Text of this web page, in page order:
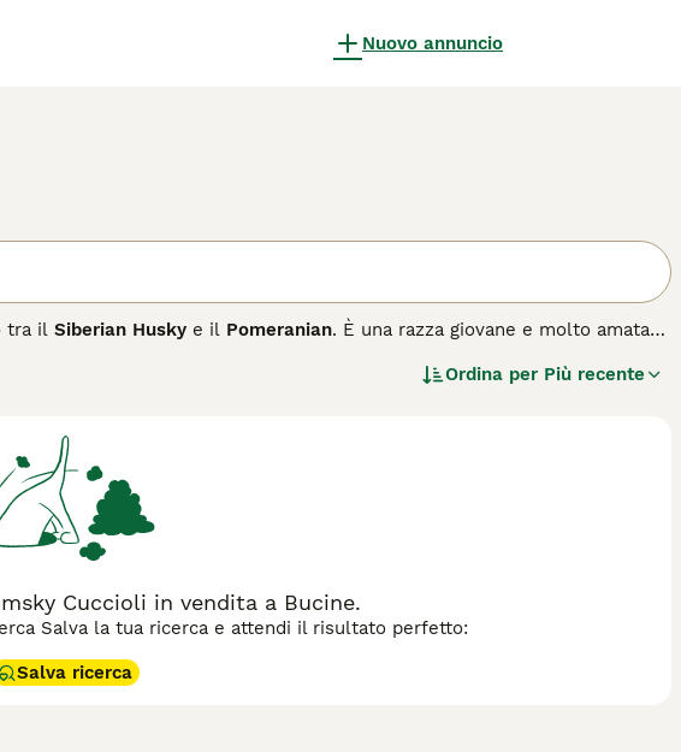
Nuovo annuncio
tra il Siberian Husky e il Pomeranian. È una razza giovane e molto amata
un mantello doppio, spesso e morbido, che può variare dal corto al lungo,
e affettuoso, perfetto per famiglie con bambini più grandi o adulti. È
fisico e mentale. Questa razza è adatta anche a vivere in
chiave popolari in Italia includono “pomsky prezzo”, “pomsky mini”,
Ordina per Più recente
Cuccioli in vendita a Bucine.
Salva la tua ricerca e attendi il risultato perfetto:
Salva ricerca